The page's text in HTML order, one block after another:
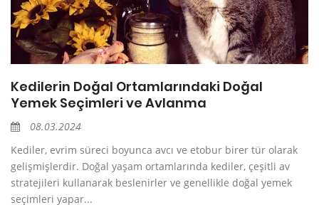
Kedilerin Doğal Ortamlarındaki Doğal
Yemek Seçimleri ve Avlanma
08.03.2024
Kediler, evrim süreci boyunca avcı ve etobur birer tür olarak
gelişmişlerdir. Doğal yaşam ortamlarında kediler, çeşitli av
stratejileri kullanarak beslenirler ve genellikle doğal yemek
seçimleri yapar...